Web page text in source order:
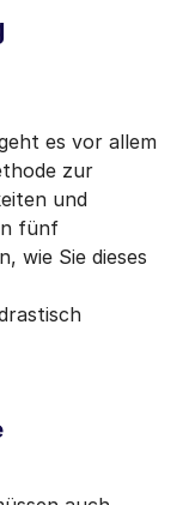
es vor allem
zur
und
fünf
wie Sie dieses